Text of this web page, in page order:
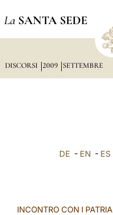
La SANTA SEDE
DISCORSI 2009 SETTEMBRE
DE - EN - ES
INCONTRO CON I